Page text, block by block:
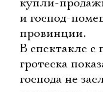
купли-
и господ-
провинции.
В спектакле
гротеска
господа не